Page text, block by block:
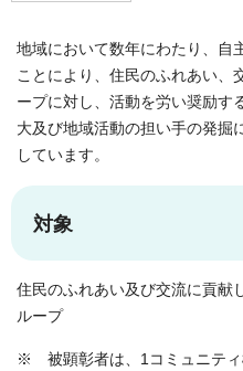
地域において数年にわたり、自
ことにより、住民のふれあい、
ープに対し、活動を労い奨励す
大及び地域活動の担い手の発掘
しています。
対象
住民のふれあい及び交流に貢献
ループ
※ 被顕彰者は、1コミュニティ